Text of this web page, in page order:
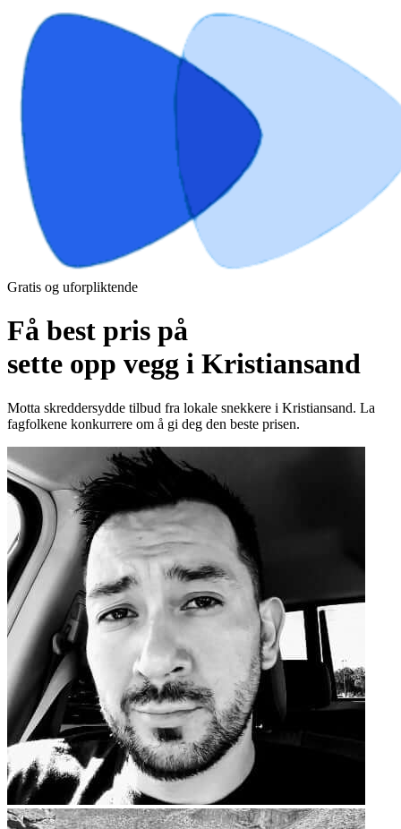
Gratis og uforpliktende
Få best pris på
sette opp vegg i Kristiansand
Motta skreddersydde tilbud fra lokale snekkere i Kristiansand. La
fagfolkene konkurrere om å gi deg den beste prisen.